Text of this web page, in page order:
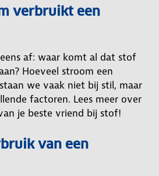
verbruikt een
af: waar komt al dat stof
Hoeveel stroom een
we vaak niet bij stil, maar
factoren. Lees meer over
je beste vriend bij stof!
van een